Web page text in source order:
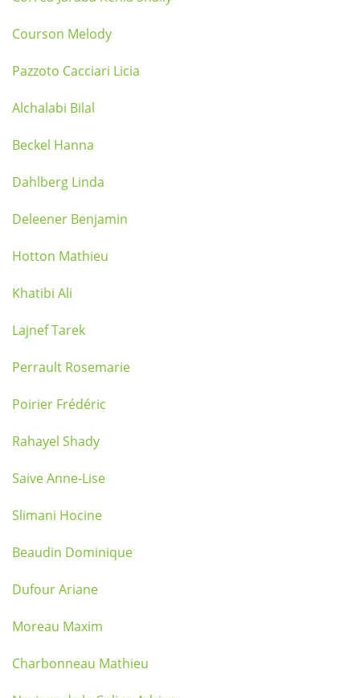
Courson Melody
Pazzoto Cacciari Licia
Alchalabi Bilal
Beckel Hanna
Dahlberg Linda
Deleener Benjamin
Hotton Mathieu
Khatibi Ali
Lajnef Tarek
Perrault Rosemarie
Poirier Frédéric
Rahayel Shady
Saive Anne-Lise
Slimani Hocine
Beaudin Dominique
Dufour Ariane
Moreau Maxim
Charbonneau Mathieu